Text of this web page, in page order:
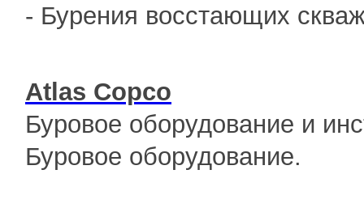
- Бурения восстающих
Atlas Copco
Буровое оборудование и
Буровое оборудование.